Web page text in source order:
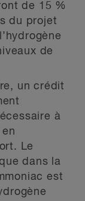
de 15 %
du projet
de
un crédit
à
Le
dans la
est